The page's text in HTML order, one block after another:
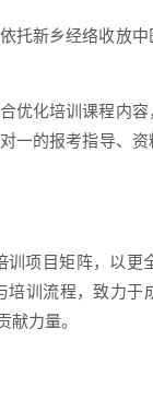
托新乡经络收放
优化培训课程内
一的报考指导、
项目矩阵，以更
训流程，致力
力量。